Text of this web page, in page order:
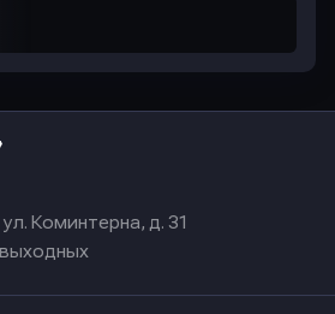
Коминтерна, д. 31
выходных